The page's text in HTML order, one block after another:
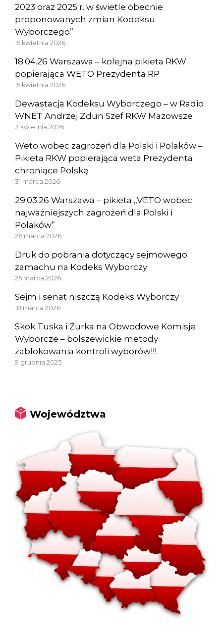
2023 oraz 2025 r. w świetle obecnie
proponowanych zmian Kodeksu
Wyborczego”
15 kwietnia 2026
18.04.26 Warszawa – kolejna pikieta RKW
popierająca WETO Prezydenta RP
15 kwietnia 2026
Dewastacja Kodeksu Wyborczego – w Radio
WNET Andrzej Zdun Szef RKW Mazowsze
3 kwietnia 2026
Weto wobec zagrożeń dla Polski i Polaków –
Pikieta RKW popierająca weta Prezydenta
chroniące Polskę
31 marca 2026
29.03.26 Warszawa – pikieta „VETO wobec
najważniejszych zagrożeń dla Polski i
Polaków”
26 marca 2026
Druk do pobrania dotyczący sejmowego
zamachu na Kodeks Wyborczy
25 marca 2026
Sejm i senat niszczą Kodeks Wyborczy
18 marca 2026
Skok Tuska i Żurka na Obwodowe Komisje
Wyborcze – bolszewickie metody
zablokowania kontroli wyborów!!!
9 grudnia 2025
Województwa